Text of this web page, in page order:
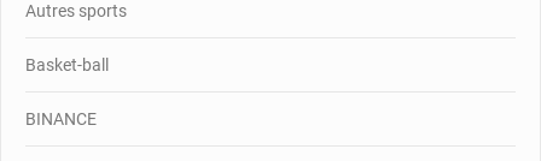
Autres sports
Basket-ball
BINANCE